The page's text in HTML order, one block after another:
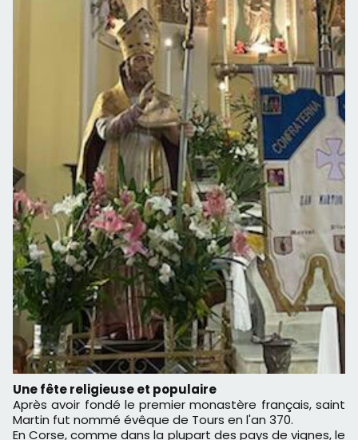
Une fête religieuse et populaire
Après avoir fondé le premier monastère français, saint
Martin fut nommé évêque de Tours en l'an 370.
En Corse, comme dans la plupart des pays de vignes, le